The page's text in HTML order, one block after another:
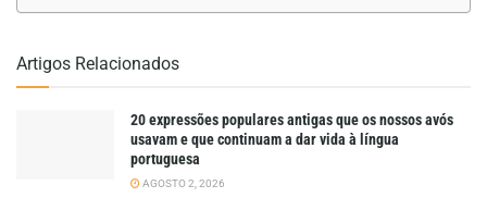
Artigos Relacionados
20 expressões populares antigas que os nossos avós
usavam e que continuam a dar vida à língua
portuguesa
AGOSTO 2, 2026